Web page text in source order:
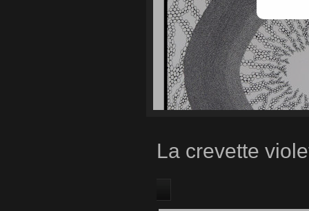
La crevette